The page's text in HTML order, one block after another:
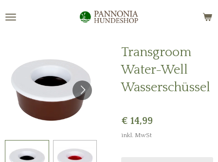
Transgroom
Water-Well
Wasserschüssel
€ 14,99
inkl. MwSt